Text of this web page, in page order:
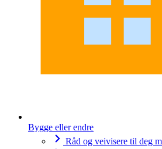
Bygge eller endre
Råd og veivisere til deg